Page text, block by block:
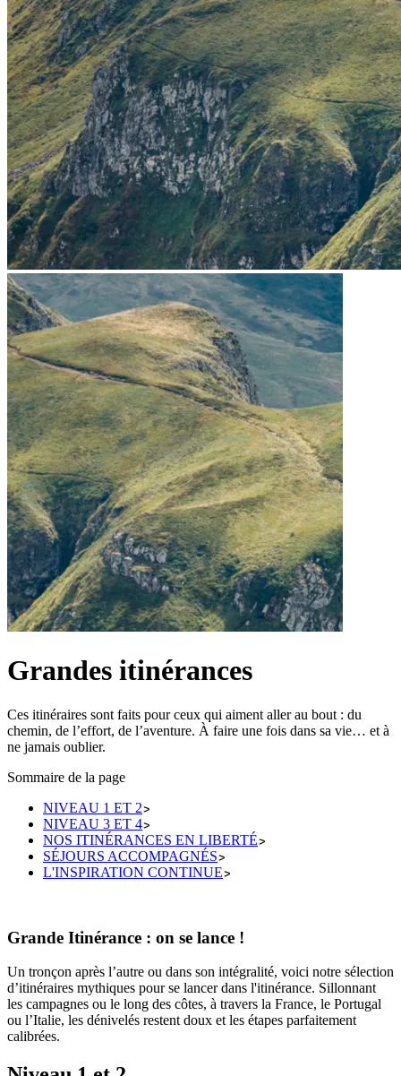
Grandes itinérances
Ces itinéraires sont faits pour ceux qui aiment aller au bout : du
chemin, de l’effort, de l’aventure. À faire une fois dans sa vie… et à
ne jamais oublier.
Sommaire de la page
NIVEAU 1 ET 2
NIVEAU 3 ET 4
NOS ITINÉRANCES EN LIBERTÉ
SÉJOURS ACCOMPAGNÉS
L'INSPIRATION CONTINUE
Grande Itinérance : on se lance !
Un tronçon après l’autre ou dans son intégralité, voici notre sélection
d’itinéraires mythiques pour se lancer dans l'itinérance. Sillonnant
les campagnes ou le long des côtes, à travers la France, le Portugal
ou l’Italie, les dénivelés restent doux et les étapes parfaitement
calibrées.